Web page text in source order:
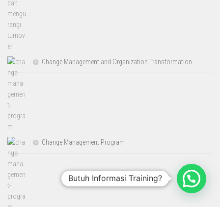
Change Management and Organization Transformation
Change Management Program
Butuh Informasi Training?